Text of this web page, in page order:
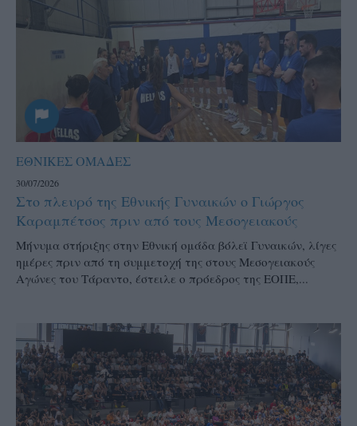
ΕΘΝΙΚΕΣ ΟΜΑΔΕΣ
30/07/2026
Στο πλευρό της Εθνικής Γυναικών ο Γιώργος
Καραμπέτσος πριν από τους Μεσογειακούς
Μήνυμα στήριξης στην Εθνική ομάδα βόλεϊ Γυναικών, λίγες
ημέρες πριν από τη συμμετοχή της στους Μεσογειακούς
Αγώνες του Τάραντο, έστειλε ο πρόεδρος της ΕΟΠΕ,...